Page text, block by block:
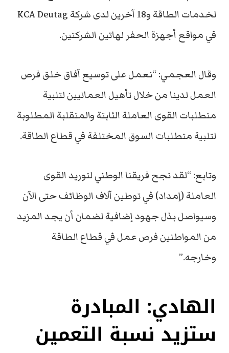
لخدمات الطاقة و18 آخرين لدى شركة KCA Deutag
في مواقع أجهزة الحفر لهاتين الشركتين.
وقال العجمي: “نعمل على توسيع آفاق خلق فرص
العمل لدينا من خلال تأهيل العمانيين لتلبية
متطلبات القوى العاملة الثابتة والمتقلبة المطلوبة
لتلبية متطلبات السوق المختلفة في قطاع الطاقة.
وتابع: “لقد نجح فريقنا الوطني لتوريد القوى
العاملة (إمداد) في توطين آلاف الوظائف حتى الآن
وسيواصل بذل جهود إضافية لضمان أن يجد المزيد
من المواطنين فرص عمل في قطاع الطاقة
وخارجه.”
الهادي: المبادرة
ستزيد نسبة التعمين